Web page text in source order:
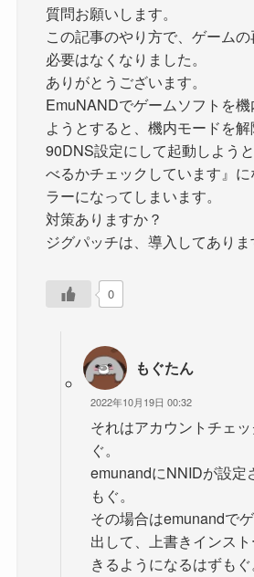
質問お願いします。
この記事のやり方で、ゲーム
必要はなくなりました。
ありがとうございます。
EmuNANDでゲームソフトを
ようとすると、機内モードを
90DNS設定にして起動しよう
べるかチェックしています』
ラーになってしまいます。
対策ありますか？
ジグパッチは、導入してありま
0
もぐたん
2022年10月19日 00:32
それはアカウントチェ
ぐ。
emunandにNNIDが設定
もぐ。
その場合はemunandで
出して、上書きインス
きるようになるはずもぐ